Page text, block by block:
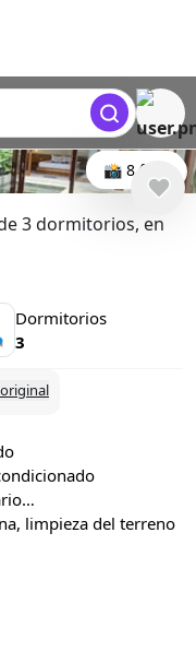
📸 8 foto
3 dormitorios, en
Dormitorios
3
limpieza del terreno